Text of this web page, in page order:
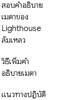
สอบคำอธิบาย
เมตาของ
Lighthouse
ล้มเหลว
วิธีเพิ่มคำ
อธิบายเมตา
แนวทางปฏิบัติ